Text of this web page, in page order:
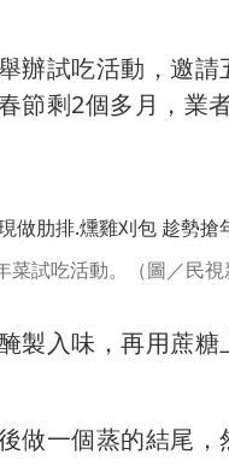
辦試吃活動，邀
剩2個多月，業
菜試吃活動。（圖／民視
製入味，再用蔗
做一個蒸的結尾